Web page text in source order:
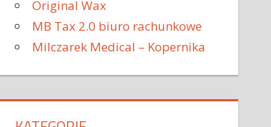
Original Wax
MB Tax 2.0 biuro rachunkowe
Milczarek Medical – Kopernika